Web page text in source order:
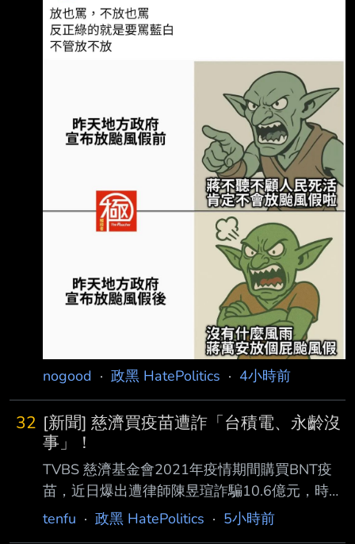
上課」。 2026年7月10日 02:30 隨著颱風暴風
圈逼近台灣陸地，中央氣象署進一步發布「海上
陸上颱風警報」。 咦？蔭偉是不是沒有給出正
確的講稿 郭萬安這次推給中央沒發佈陸上警
nogood · 政黑 HatePolitics · 4小時前
32 [新聞] 慈濟買疫苗遭詐「台積電、永齡沒
事」！
TVBS 慈濟基金會2021年疫情期間購買BNT疫
苗，近日爆出遭律師陳昱瑄詐騙10.6億元，時任
衛 福部長陳時中於7日表示，當初對他做出不實
tenfu · 政黑 HatePolitics · 5小時前